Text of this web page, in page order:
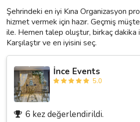
Şehrindeki en iyi Kına Organizasyon
hizmet vermek için hazır. Geçmiş
ile. Hemen talep oluştur, birkaç
Karşılaştır ve en iyisini seç.
İnce Events
5.0
6 kez değerlendirildi.